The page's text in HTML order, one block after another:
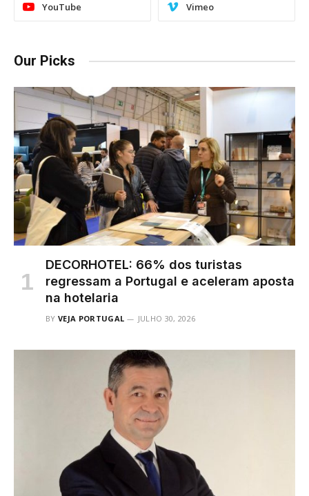
YouTube Vimeo
Our Picks
DECORHOTEL: 66% dos turistas
regressam a Portugal e aceleram aposta
na hotelaria
BY VEJA PORTUGAL JULHO 30, 2026